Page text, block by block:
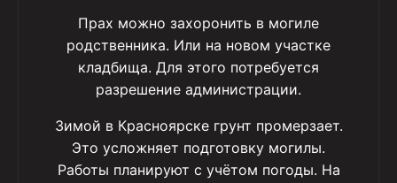
Прах можно захоронить в могиле
родственника. Или на новом участке
кладбища. Для этого потребуется
разрешение администрации.
Зимой в Красноярске грунт промерзает.
Это усложняет подготовку могилы.
Работы планируют с учётом погоды. На